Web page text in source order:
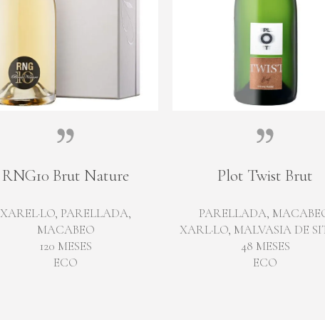
RNG10 Brut Nature
XAREL·LO, PARELLADA,
MACABEO
120 MESES
ECO
Plot Twist Brut
PARELLADA,
XARL·LO, MALVASIA DE
48 MESES
ECO